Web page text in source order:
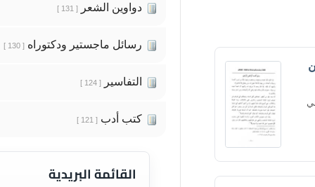
دواوين الشعر [ 131 ]
رسائل ماجستير ودكتوراه [ 130 ]
التفاسير [ 124 ]
كتب أدب [ 121 ]
القائمة البريدية